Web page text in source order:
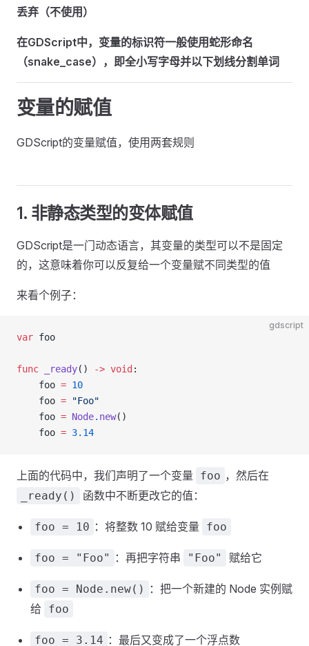
丢弃（不使用）
在GDScript中，变量的标识符一般使用蛇形命名
（snake_case），即全小写字母并以下划线分割单词
变量的赋值
GDScript的变量赋值，使用两套规则
1. 非静态类型的变体赋值
GDScript是一门动态语言，其变量的类型可以不是固定
的，这意味着你可以反复给一个变量赋不同类型的值
来看个例子：
gdscript
var foo
func _ready() -> void :
    foo
= 10
    foo
= "Foo"
    foo
= Node. new()
    foo
= 3.14
上面的代码中，我们声明了一个变量 foo ，然后在
_ready() 函数中不断更改它的值：
foo = 10 ：将整数 10 赋给变量 foo
foo = "Foo" ：再把字符串 "Foo" 赋给它
foo = Node.new()
：把一个新建的 Node 实例赋
给
foo
foo = 3.14 ：最后又变成了一个浮点数